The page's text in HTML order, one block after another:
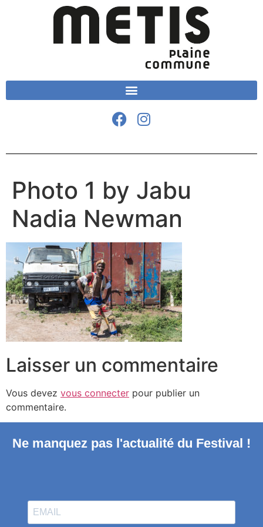
Photo 1 by Jabu
Nadia Newman
Laisser un commentaire
Vous devez vous connecter pour publier un
commentaire.
Ne manquez pas l'actualité du Festival !